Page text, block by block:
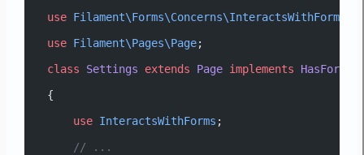
use Filament\Forms\Concerns\InteractsWithForms
use Filament\Pages\Page;
class
Settings extends Page implements
HasForms
{
use InteractsWithForms ;
// ...